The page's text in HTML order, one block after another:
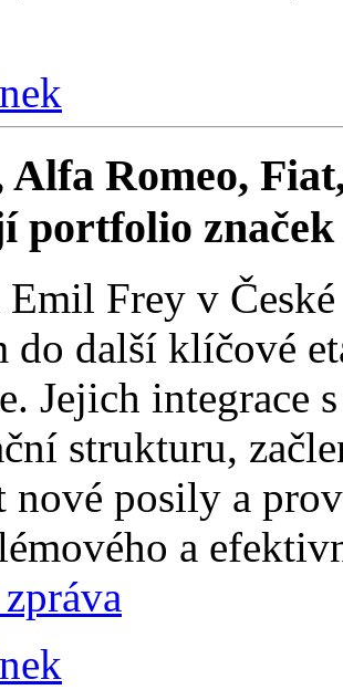
Romeo,
portfolio
Emil Frey v
do další klíčové
Jejich integrace
strukturu,
posily a
a